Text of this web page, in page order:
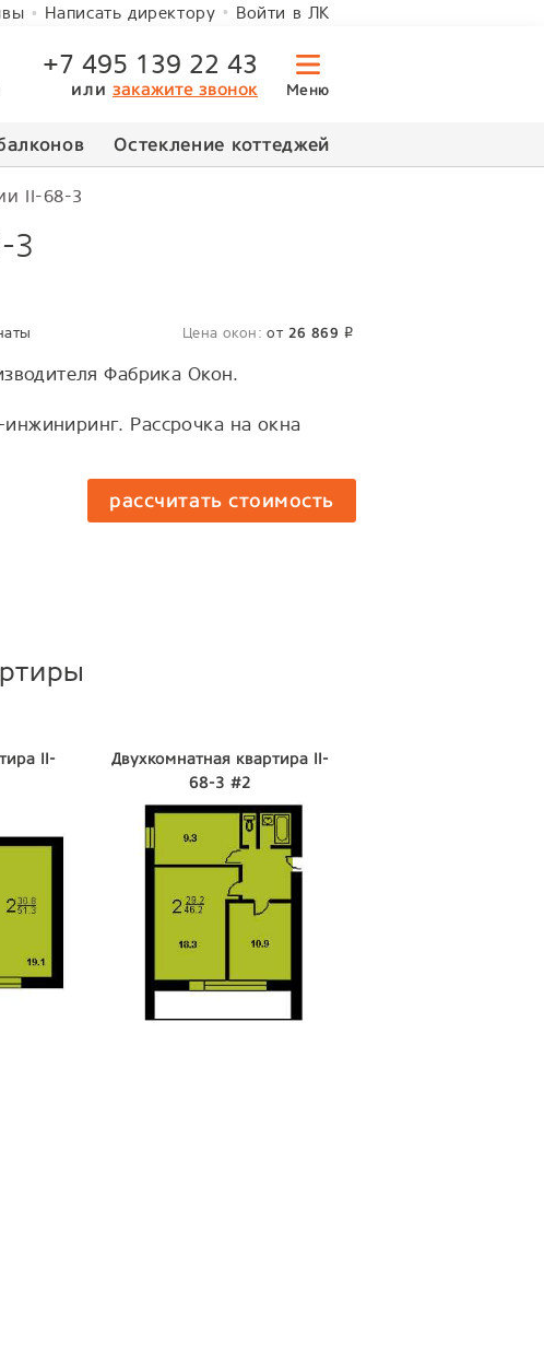
Написать директору Войти в ЛК
+7 495 139 22 43
или закажите звонок Меню
Остекление коттеджей
II-68-3
3
Цена окон:от 26 869 p
Фабрика Окон.
Рассрочка на окна
рассчитать стоимость
II-
Двухкомнатная квартира II-
68-3 #2